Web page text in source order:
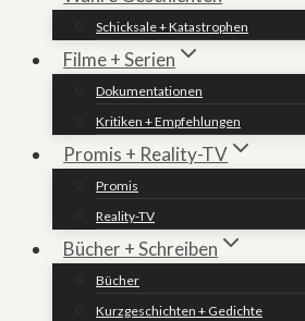
Schicksale + Katastrophen
Filme + Serien
Dokumentationen
Kritiken + Empfehlungen
Promis + Reality-TV
Promis
Reality-TV
Bücher + Schreiben
Bücher
Kurzgeschichten + Gedichte